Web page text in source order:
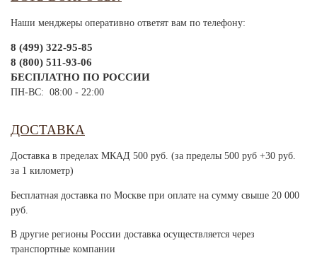
Наши менджеры оперативно ответят вам по телефону:
8 (499) 322-95-85
8 (800) 511-93-06
БЕСПЛАТНО ПО РОССИИ
ПН-ВС: 08:00 - 22:00
ДОСТАВКА
Доставка в пределах МКАД 500 руб. (за пределы 500 руб +30 руб.
за 1 километр)
Бесплатная доставка по Москве при оплате на сумму свыше 20 000
руб.
В другие регионы России доставка осуществляется через
транспортные компании